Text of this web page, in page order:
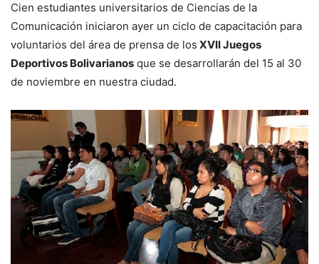
Cien estudiantes universitarios de Ciencias de la
Comunicación iniciaron ayer un ciclo de capacitación para
voluntarios del área de prensa de los XVII Juegos
Deportivos Bolivarianos que se desarrollarán del 15 al 30
de noviembre en nuestra ciudad.